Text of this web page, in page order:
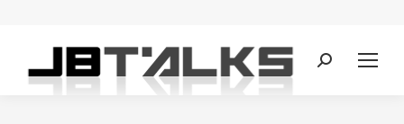
Search: